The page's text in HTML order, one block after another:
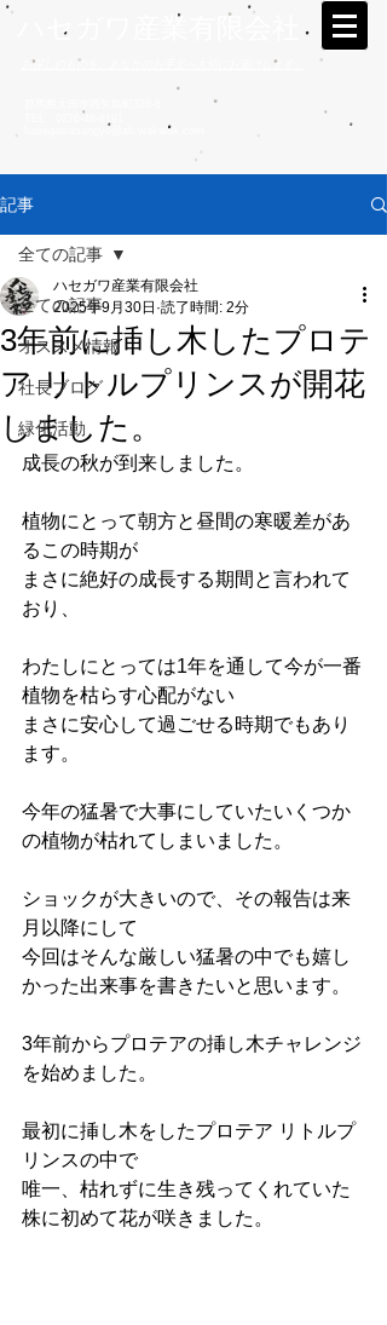
ハセガワ産業有限会社
お探しのものを、あなたのお手元へ大切にお届けします。
hasegawasangyo@ah.wakwak.com
記事
全ての記事
オススメ情報
社長ブログ
緑化活動
全ての記事
3年前に挿し木したプロテ
ア リトルプリンスが開花
しました。
ハセガワ産業有限会社
2025年9月30日 読了時間: 2分
成長の秋が到来しました。
植物にとって朝方と昼間の寒暖差があ
るこの時期が
まさに絶好の成長する期間と言われて
おり、
わたしにとっては1年を通して今が一番
植物を枯らす心配がない
まさに安心して過ごせる時期でもあり
ます。
今年の猛暑で大事にしていたいくつか
の植物が枯れてしまいました。
ショックが大きいので、その報告は来
月以降にして
今回はそんな厳しい猛暑の中でも嬉し
かった出来事を書きたいと思います。
3年前からプロテアの挿し木チャレンジ
を始めました。
最初に挿し木をしたプロテア リトルプ
リンスの中で
唯一、枯れずに生き残ってくれていた
株に初めて花が咲きました。